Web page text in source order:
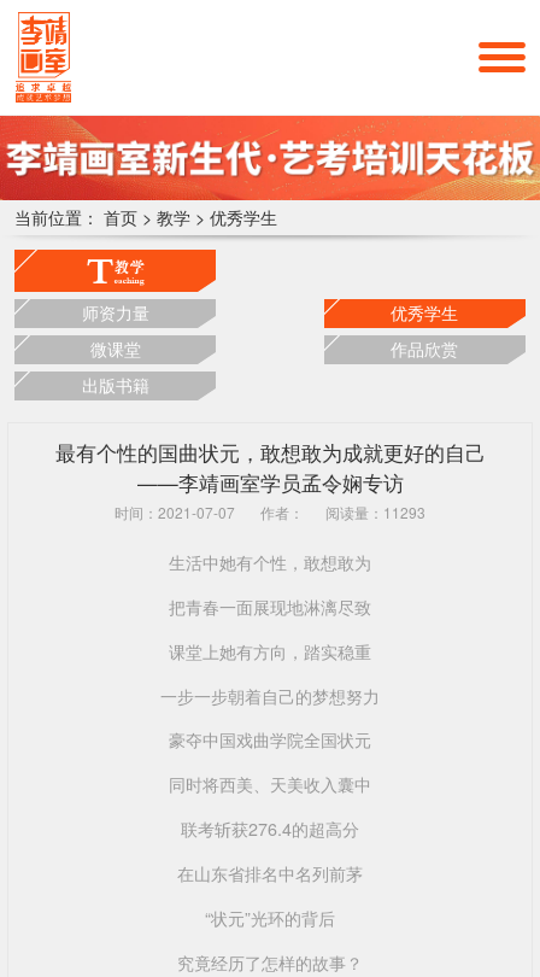
当前位置： 首页 > 教学 > 优秀学生
师资力量
优秀学生
微课堂
作品欣赏
出版书籍
最有个性的国曲状元，敢想敢为成就更好的自己
——李靖画室学员孟令娴专访
时间：2021-07-07 作者： 阅读量：11293
生活中她有个性，敢想敢为
把青春一面展现地淋漓尽致
课堂上她有方向，踏实稳重
一步一步朝着自己的梦想努力
豪夺中国戏曲学院全国状元
同时将西美、天美收入囊中
联考斩获276.4的超高分
在山东省排名中名列前茅
“状元”光环的背后
究竟经历了怎样的故事？